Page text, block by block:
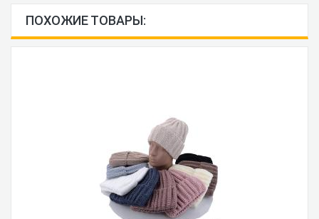
ПОХОЖИЕ ТОВАРЫ: